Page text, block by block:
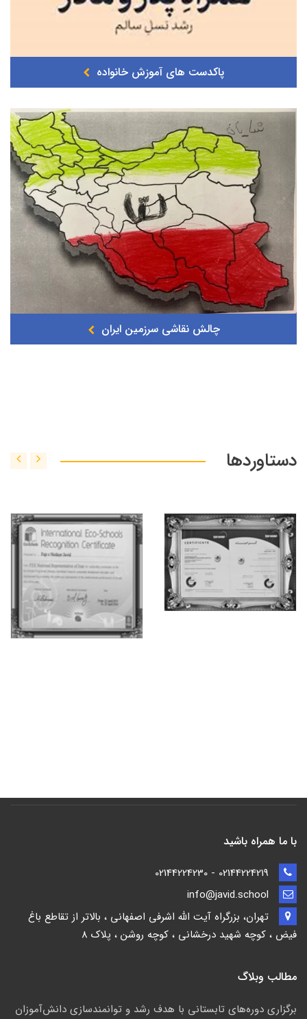
پاکدست های آموزش خانواده
چالش نقاشی سرزمین ایران
دستاوردها
با ما همراه باشید
تهران، بزرگراه آیت الله اشرفی اصفهانی ، بالاتر از تقاطع باغ
فیض ، کوچه شهید درخشانی ، کوچه روشن ، پلاک 8
مطالب وبلاگ
برگزاری دوره‌های تابستانی با هدف رشد و توانمندسازی دانش‌آموزان